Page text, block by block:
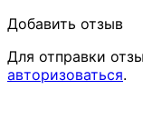
Добавить отзыв
Для отправки
авторизоваться.